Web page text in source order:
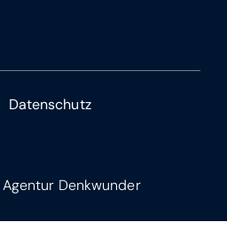
Datenschutz
Agentur Denkwunder